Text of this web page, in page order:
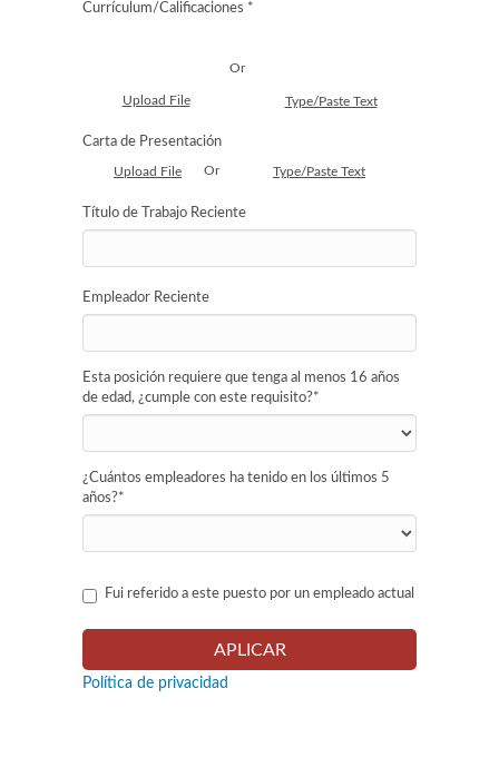
Currículum/Calificaciones *
Upload File
Or
Type/Paste Text
Carta de Presentación
Upload File Or Type/Paste Text
Título de Trabajo Reciente
Empleador Reciente
Esta posición requiere que tenga al menos 16 años
de edad, ¿cumple con este requisito?*
¿Cuántos empleadores ha tenido en los últimos 5
años?*
Fui referido a este puesto por un empleado actual
Política de privacidad